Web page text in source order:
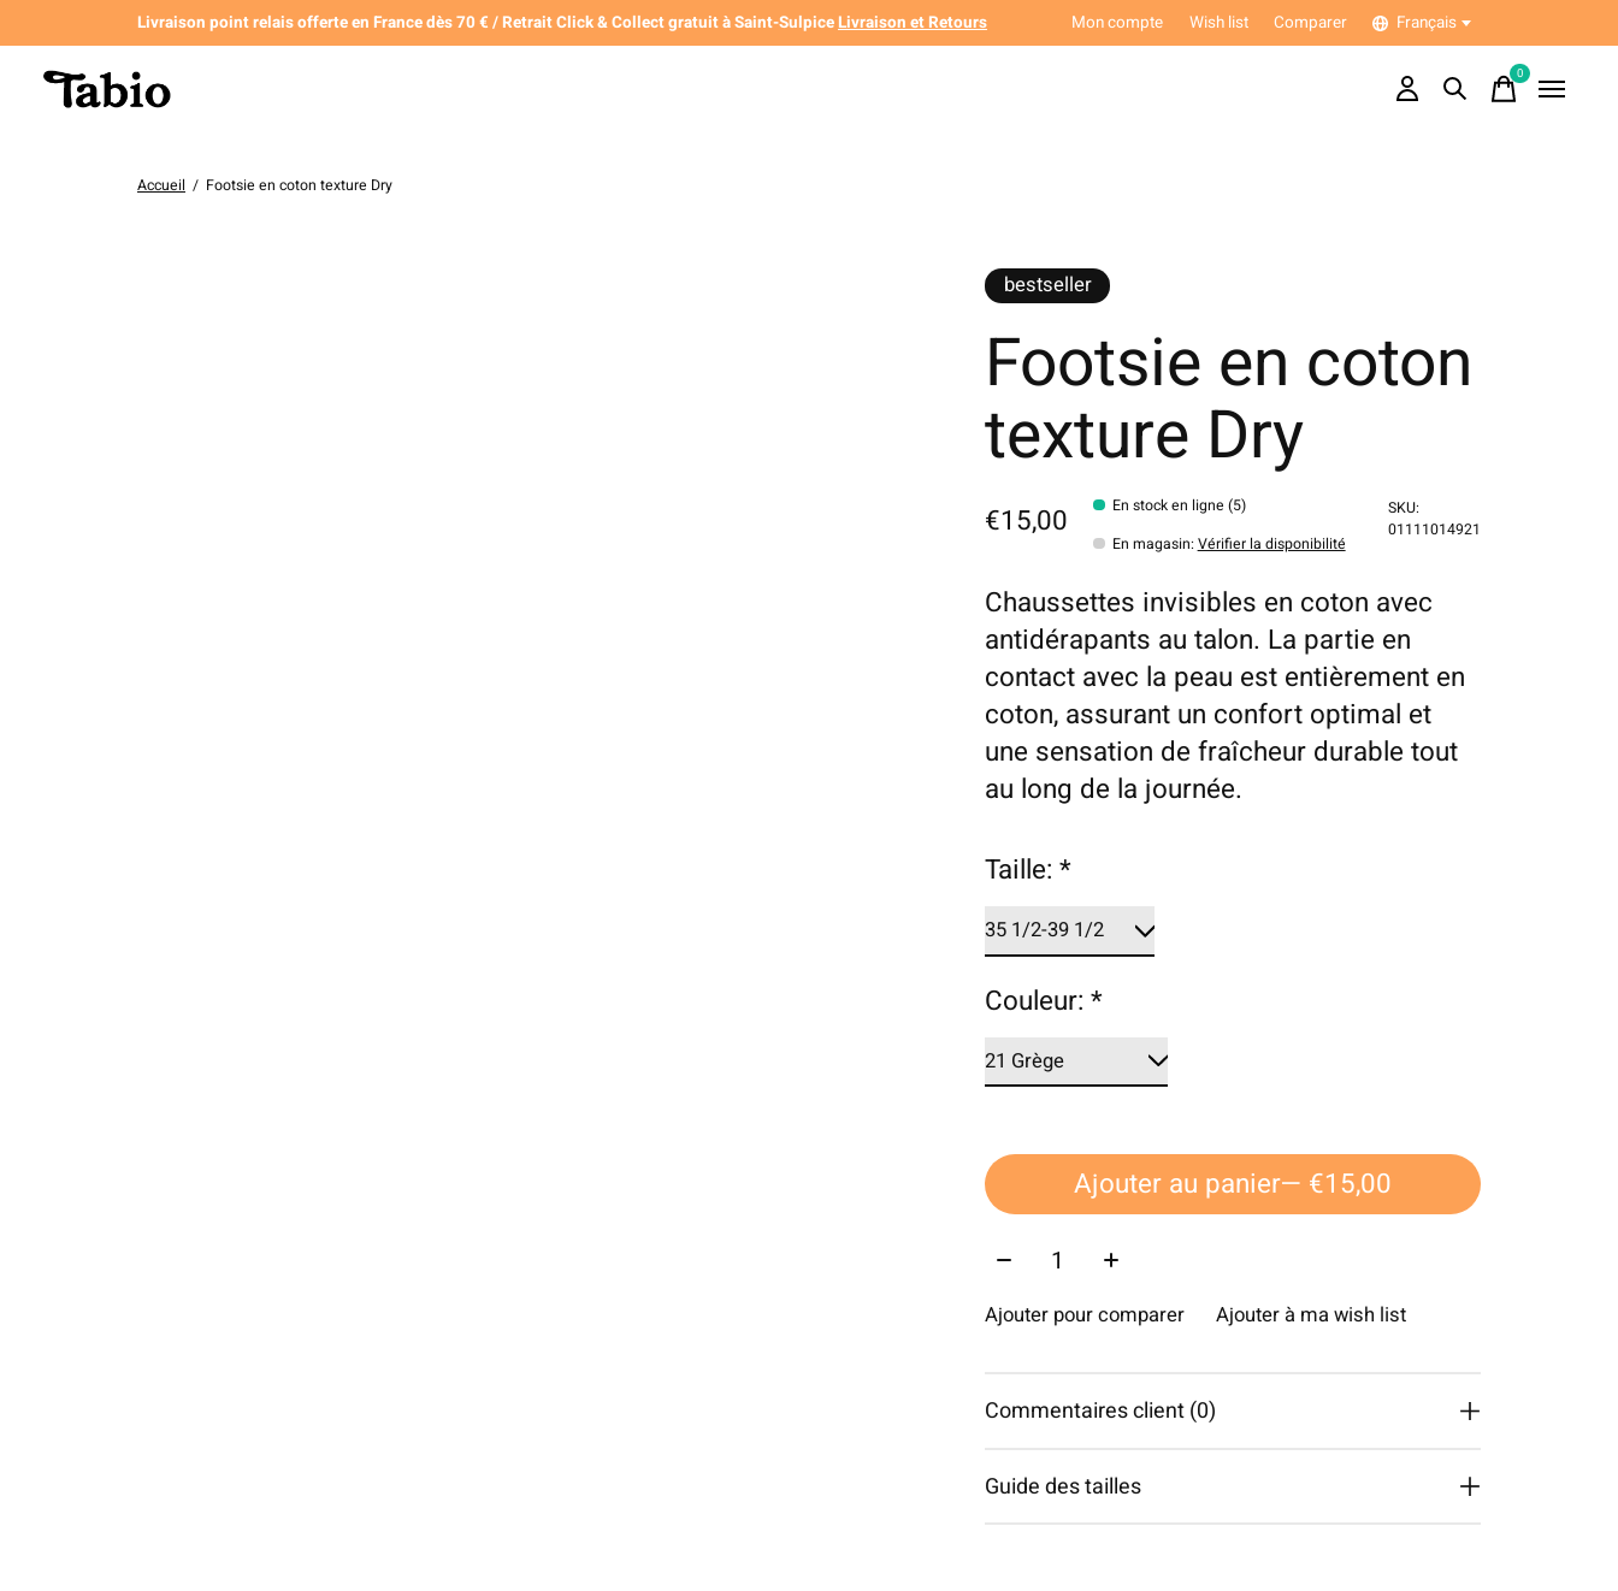
Livraison point relais offerte en France dès 70 € / Retrait Click & Collect gratuit à Saint-SulpiceLivraison et Retours Mon compte Wish list Comparer Français
0items
Accueil / Footsie en coton texture Dry
bestseller
Footsie en coton
texture Dry
€15,00
En stock en ligne (5)
En magasin: Vérifier la disponibilité
SKU:
01111014921
Chaussettes invisibles en coton avec
antidérapants au talon. La partie en
contact avec la peau est entièrement en
coton, assurant un confort optimal et
une sensation de fraîcheur durable tout
au long de la journée.
Taille:*
Couleur:*
Ajouter au panier
— €15,00
Quantité:
Ajouter pour comparer Ajouter à ma wish list
Commentaires client (0)
Guide des tailles